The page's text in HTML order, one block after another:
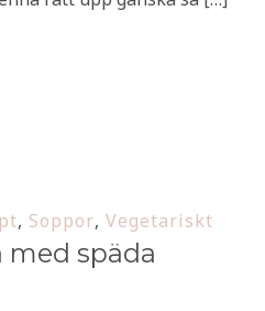
, Soppor, Vegetariskt
med späda